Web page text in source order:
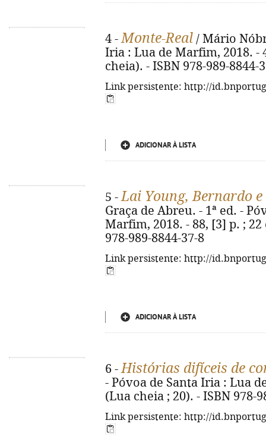
4 -Monte-Real / Mário
Iria : Lua de Marfim, 2018. -
cheia). - ISBN 978-989-8844-
Link persistente: http://
ADICIONAR À LISTA
5 -Lai Young, Bernardo
Graça de Abreu. - 1ª ed. -
Marfim, 2018. - 88, [3] p. ;
978-989-8844-37-8
Link persistente: http://
ADICIONAR À LISTA
6 -Histórias difíceis de
- Póvoa de Santa Iria : Lua
(Lua cheia ; 20). - ISBN 978-
Link persistente: http://